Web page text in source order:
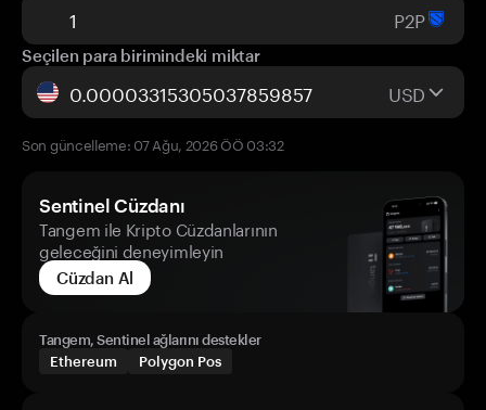
P2P
Seçilen para birimindeki miktar
USD
Son güncelleme: 07 Ağu, 2026 ÖÖ 03:32
Sentinel Cüzdanı
Tangem ile Kripto Cüzdanlarının
geleceğini deneyimleyin
Cüzdan Al
Tangem, Sentinel ağlarını destekler
Ethereum
Polygon Pos